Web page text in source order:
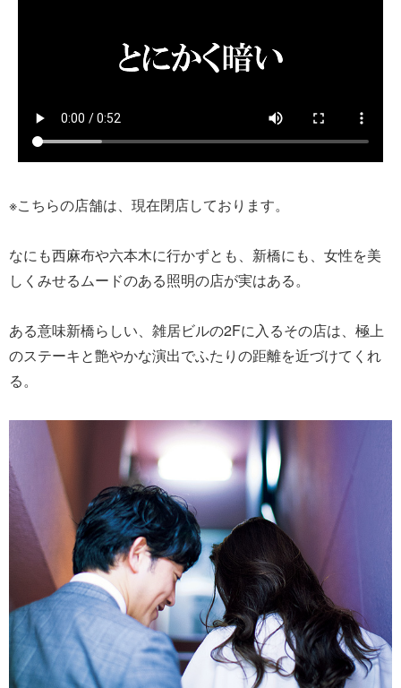
※こちらの店舗は、現在閉店しております。
なにも西麻布や六本木に行かずとも、新橋にも、女性を美
しくみせるムードのある照明の店が実はある。
ある意味新橋らしい、雑居ビルの2Fに入るその店は、極上
のステーキと艶やかな演出でふたりの距離を近づけてくれ
る。